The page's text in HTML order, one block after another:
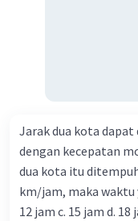
Jarak dua kota
dengan kecepatan
dua kota itu
km/jam, maka waktu
12 jam c. 15